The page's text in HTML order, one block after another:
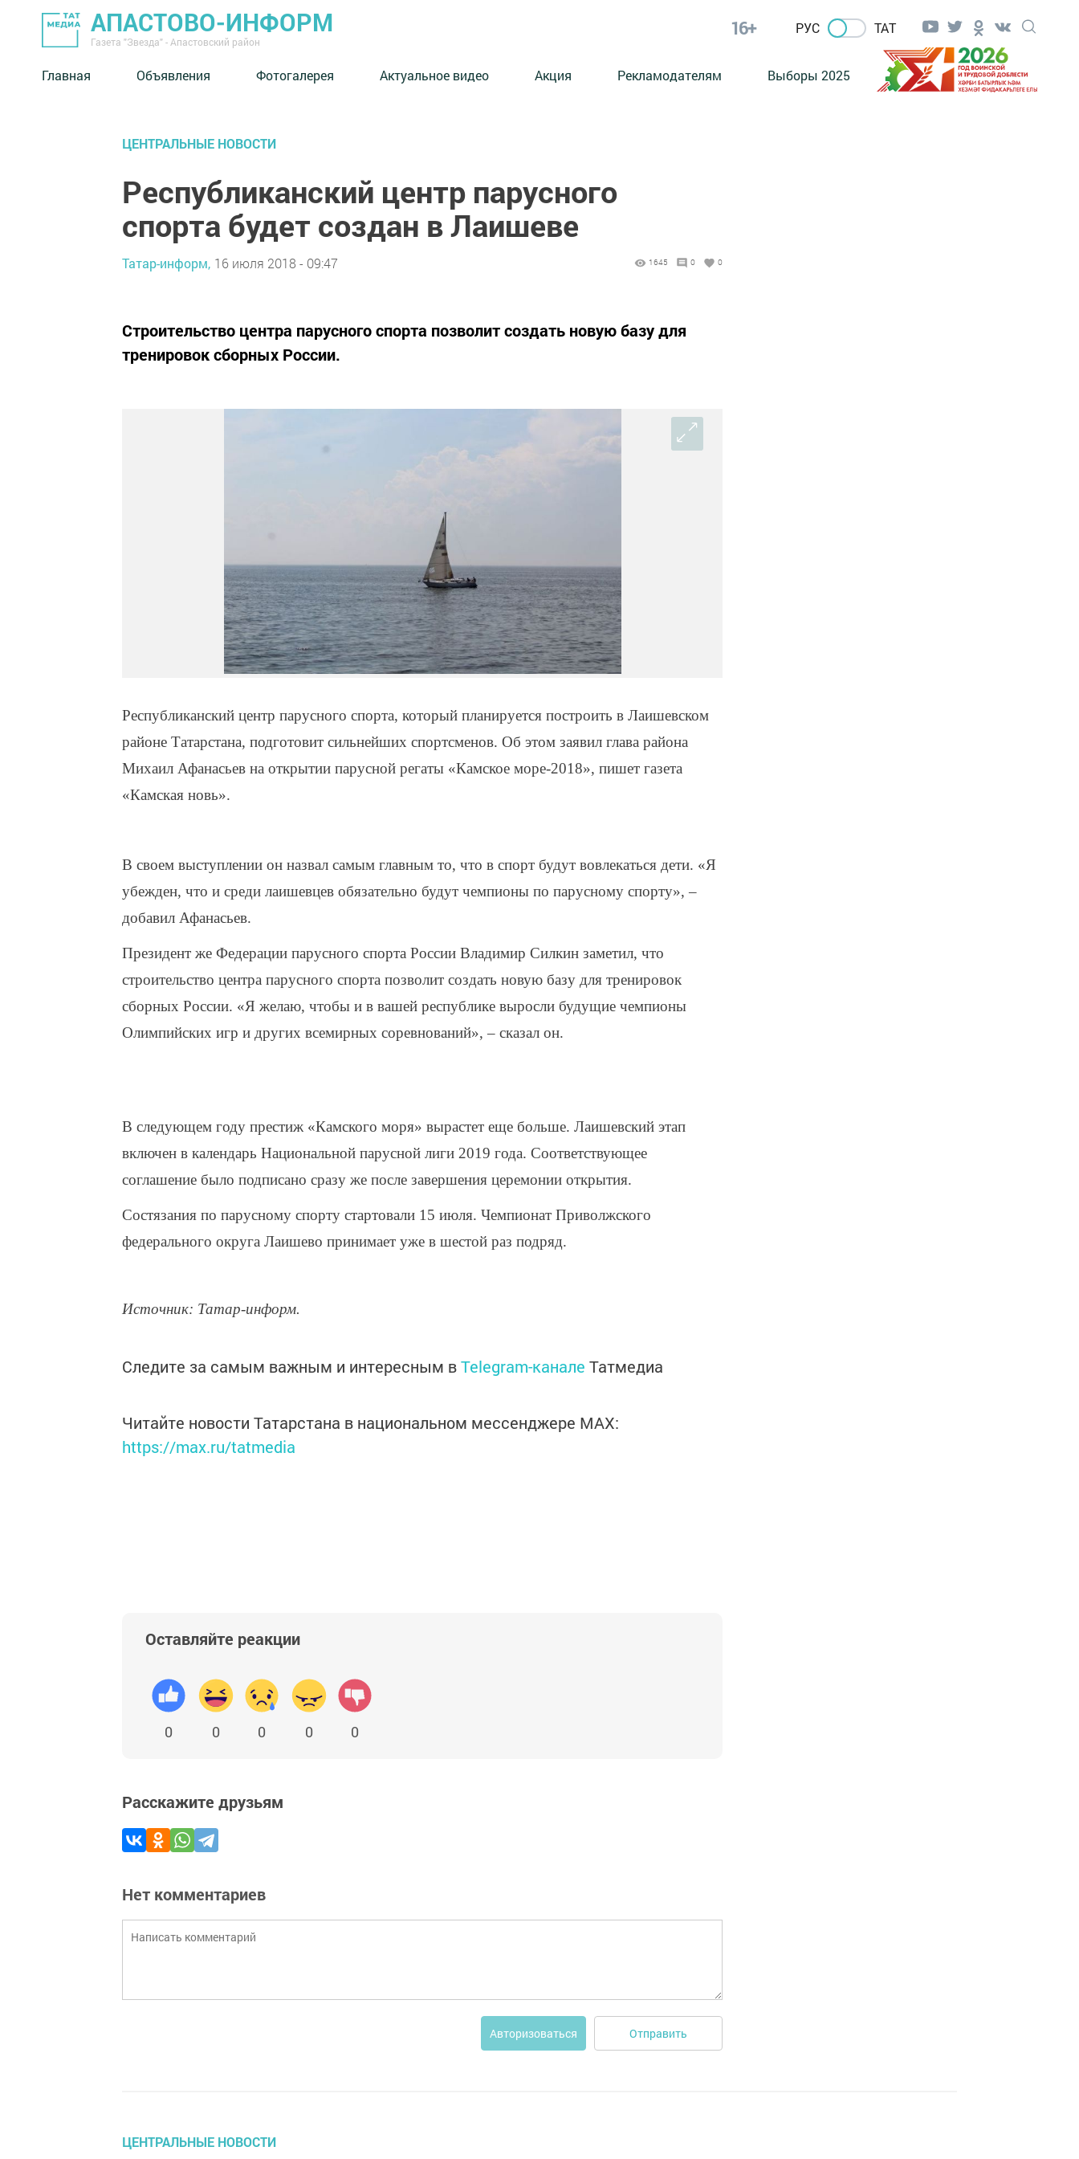
АПАСТОВО-ИНФОРМ
Газета "Звезда" - Апастовский район
16+ РУС ТАТ
Главная Объявления Фотогалерея Актуальное видео Акция Рекламодателям Выборы 2025
ЦЕНТРАЛЬНЫЕ НОВОСТИ
Республиканский центр парусного
спорта будет создан в Лаишеве
Татар-информ, 16 июля 2018 - 09:47 1645 0 0
Строительство центра парусного спорта позволит создать новую базу для
тренировок сборных России.
Республиканский центр парусного спорта, который планируется построить в Лаишевском
районе Татарстана, подготовит сильнейших спортсменов. Об этом заявил глава района
Михаил Афанасьев на открытии парусной регаты «Камское море-2018», пишет газета
«Камская новь».
В своем выступлении он назвал самым главным то, что в спорт будут вовлекаться дети. «Я
убежден, что и среди лаишевцев обязательно будут чемпионы по парусному спорту», –
добавил Афанасьев.
Президент же Федерации парусного спорта России Владимир Силкин заметил, что
строительство центра парусного спорта позволит создать новую базу для тренировок
сборных России. «Я желаю, чтобы и в вашей республике выросли будущие чемпионы
Олимпийских игр и других всемирных соревнований», – сказал он.
В следующем году престиж «Камского моря» вырастет еще больше. Лаишевский этап
включен в календарь Национальной парусной лиги 2019 года. Соответствующее
соглашение было подписано сразу же после завершения церемонии открытия.
Состязания по парусному спорту стартовали 15 июля. Чемпионат Приволжского
федерального округа Лаишево принимает уже в шестой раз подряд.
Источник: Татар-информ.
Следите за самым важным и интересным вTelegram-канале Татмедиа
Читайте новости Татарстана в национальном мессенджере MАХ:
https://max.ru/tatmedia
Оставляйте реакции
0 0 0 0 0
Расскажите друзьям
Нет комментариев
Авторизоваться Отправить
ЦЕНТРАЛЬНЫЕ НОВОСТИ